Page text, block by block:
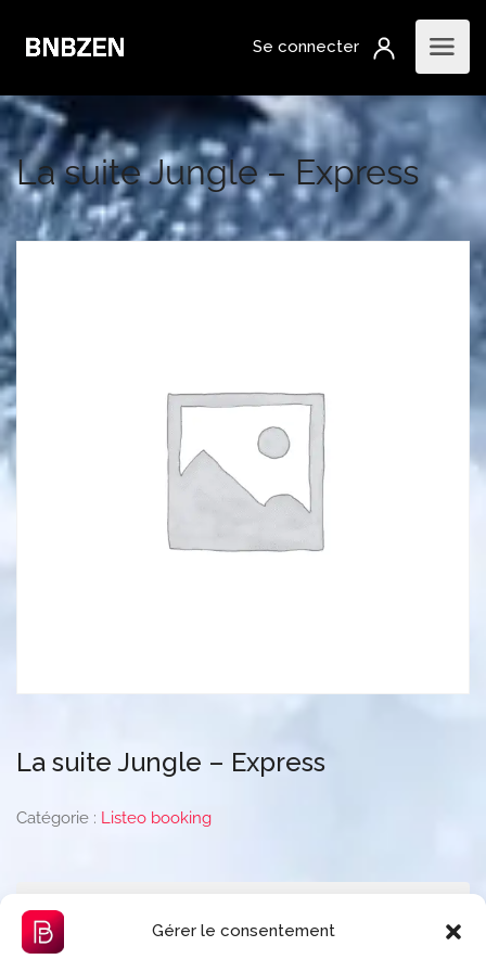
Gérer le consentement
La suite Jungle – Express
La suite Jungle – Express
Catégorie : Listeo booking
Avis (0)